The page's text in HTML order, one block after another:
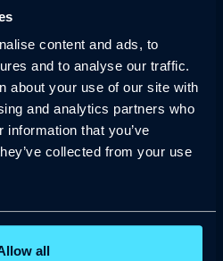
content and ads, to
and to analyse our traffic.
about your use of our site with
and analytics partners who
that you’ve
collected from your use
all
z zastrzeżeniem, że jeżeli
dostawy niż wskazany
jego koszty).
prawo do przeprowadzenia
w terminie do 30 dni
przypadku jeżeli okaże się to
wady lub jej usunięcia). W
(np. wymagających